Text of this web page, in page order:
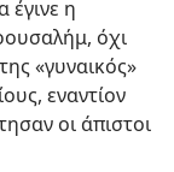
η
όχι
«γυναικός»
εναντίον
οι άπιστοι